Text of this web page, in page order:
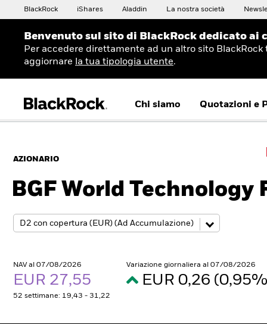
BlackRock iShares Aladdin La nostra società
Benvenuto sul sito di BlackRock dedicato
Per accedere direttamente ad un altro sito
aggiornare
la tua tipologia utente.
Chi siamo Quotazioni e
AZIONARIO
BGF World Technology
NAV al 07/08/2026
EUR 27,55
52 settimane: 19,43 - 31,22
Variazione giornaliera al 07/08/2026
EUR 0,26